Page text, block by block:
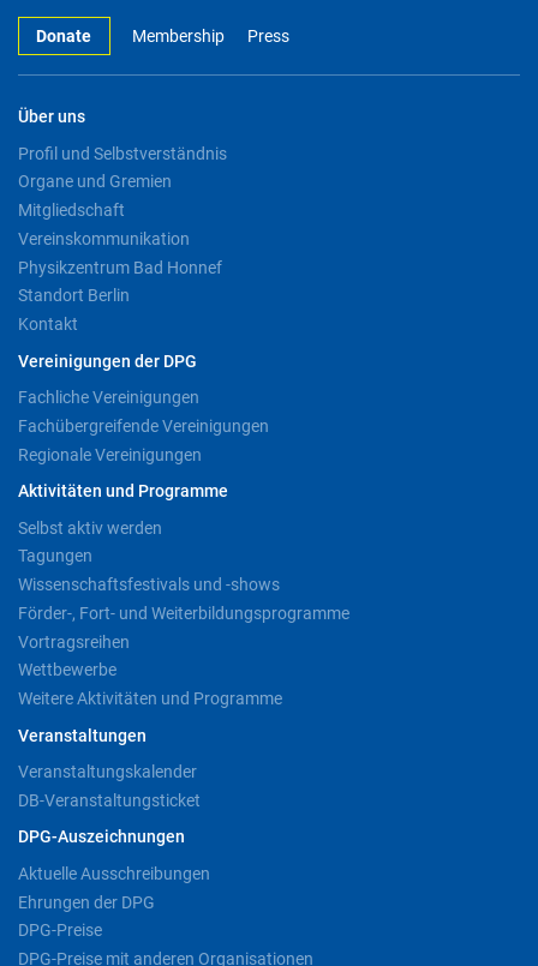
Donate Membership Press
Über uns
Profil und Selbstverständnis
Organe und Gremien
Mitgliedschaft
Vereinskommunikation
Physikzentrum Bad Honnef
Standort Berlin
Kontakt
Vereinigungen der DPG
Fachliche Vereinigungen
Fachübergreifende Vereinigungen
Regionale Vereinigungen
Aktivitäten und Programme
Selbst aktiv werden
Tagungen
Wissenschaftsfestivals und -shows
Förder-, Fort- und Weiterbildungsprogramme
Vortragsreihen
Wettbewerbe
Weitere Aktivitäten und Programme
Veranstaltungen
Veranstaltungskalender
DB-Veranstaltungsticket
DPG-Auszeichnungen
Aktuelle Ausschreibungen
Ehrungen der DPG
DPG-Preise
DPG-Preise mit anderen Organisationen